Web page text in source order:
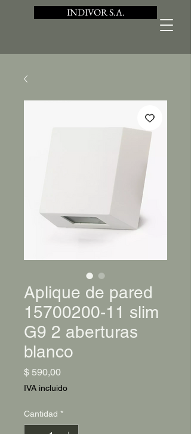
INDIVOR S.A.
Aplique de pared
15700200-11 slim
G9 2 aberturas
blanco
$ 590,00Precio
IVA incluido
Cantidad *